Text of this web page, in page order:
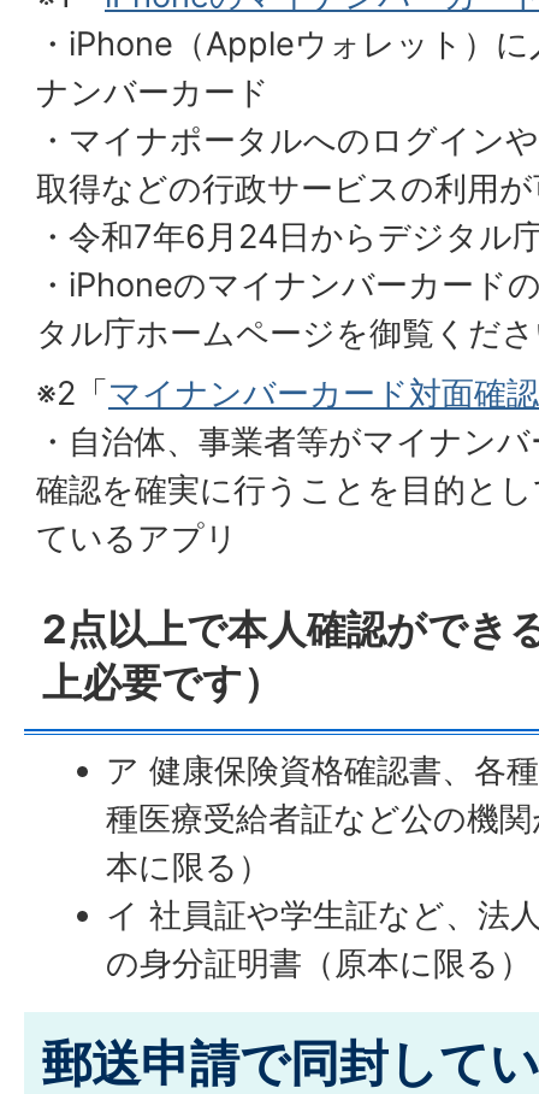
・iPhone（Appleウォレット）
ナンバーカード
・マイナポータルへのログイン
取得などの行政サービスの利用
・令和7年6月24日からデジタル
・iPhoneのマイナンバーカード
タル庁ホームページを御覧くだ
※2「マイナンバーカード対面確
・自治体、事業者等がマイナン
確認を確実に行うことを目的と
ているアプリ
2点以上で本人確認ができ
上必要です）
ア 健康保険資格確認書、各
種医療受給者証など公の機
本に限る）
イ 社員証や学生証など、法
の身分証明書（原本に限る）
郵送申請で同封して